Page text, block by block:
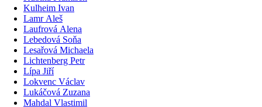
Kulheim Ivan
Lamr Aleš
Laufrová Alena
Lebedová Soňa
Lesařová Michaela
Lichtenberg Petr
Lípa Jiří
Lokvenc Václav
Lukáčová Zuzana
Mahdal Vlastimil